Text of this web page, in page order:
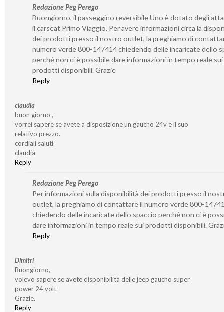
Redazione Peg Perego
Buongiorno, il passeggino reversibile Uno è dotato degli
il carseat Primo Viaggio. Per avere informazioni circa la
dei prodotti presso il nostro outlet, la preghiamo di
numero verde 800-147414 chiedendo delle incaricate dello
perché non ci è possibile dare informazioni in tempo reale sui
prodotti disponibili. Grazie
Reply
claudia
buon giorno ,
vorrei sapere se avete a disposizione un gaucho 24v e il suo
relativo prezzo.
cordiali saluti
claudia
Reply
Redazione Peg Perego
Per informazioni sulla disponibilità dei prodotti presso il
outlet, la preghiamo di contattare il numero verde 800-
chiedendo delle incaricate dello spaccio perché non ci è
dare informazioni in tempo reale sui prodotti disponibili.
Reply
Dimitri
Buongiorno,
volevo sapere se avete disponibilità delle jeep gaucho super
power 24 volt.
Grazie.
Reply